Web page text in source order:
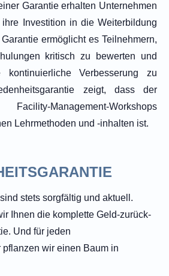
Garantie erhalten Unternehmen
Investition in die Weiterbildung
ermöglicht es Teilnehmern,
kritisch zu bewerten und
Verbesserung zu
zeigt, dass der
Management-Workshops
Lehrmethoden und -inhalten ist.
stets sorgfältig und aktuell.
Ihnen die komplette Geld-zurück-
Und für jeden
wir einen Baum in